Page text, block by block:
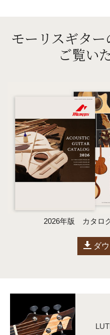
モーリスギタ
ご覧い
2026年版 カタロ
ダ